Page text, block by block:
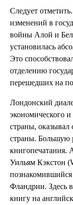
Следует
изменений в
войны Алой и
установилась
Это
отделению
перешедших на
Лондонский
экономического
страны, оказывал
страны. Большую
книгопечатания.
Уильям Кэкстон
познакомившийся
Фландрии. Здесь
книгу на